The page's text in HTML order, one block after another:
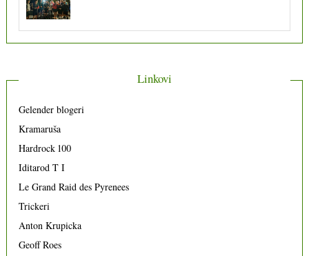
Linkovi
Gelender blogeri
Kramaruša
Hardrock 100
Iditarod T I
Le Grand Raid des Pyrenees
Trickeri
Anton Krupicka
Geoff Roes